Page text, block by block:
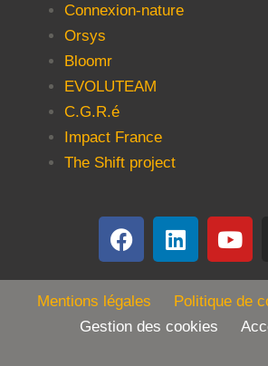
Connexion-nature
Orsys
Bloomr
EVOLUTEAM
C.G.R.é
Impact France
The Shift project
Mentions légales
Politique de
Gestion des cookies